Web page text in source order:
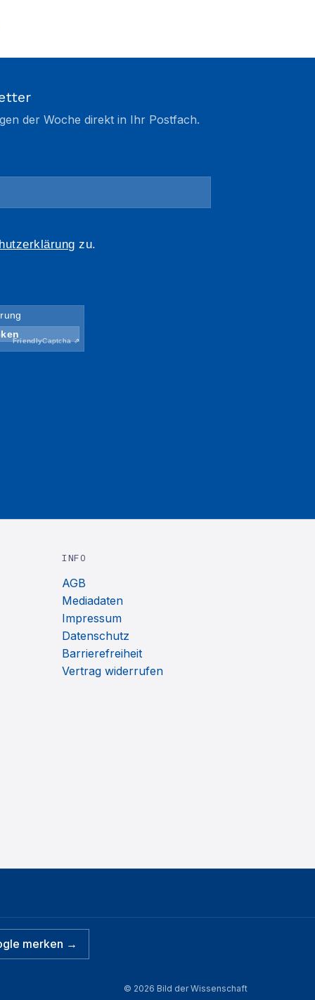
der Woche direkt in Ihr Postfach.
INFO
AGB
Mediadaten
Impressum
Datenschutz
Barrierefreiheit
Vertrag widerrufen
merken →
© 2026 Bild der Wissenschaft